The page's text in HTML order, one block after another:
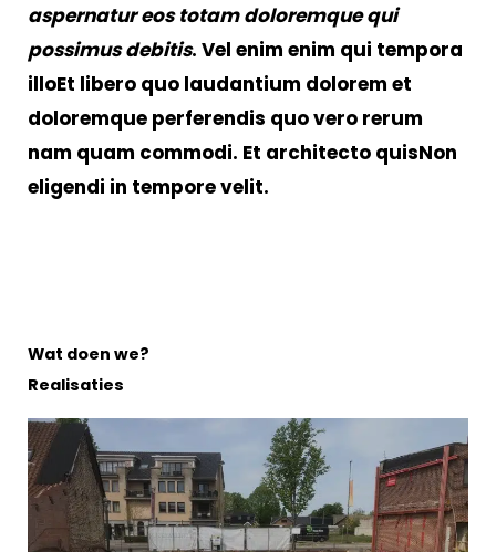
aspernatur eos totam doloremque qui
possimus debitis. Vel enim enim qui tempora
illoEt libero quo laudantium dolorem et
doloremque perferendis quo vero rerum
nam quam commodi. Et architecto quisNon
eligendi in tempore velit.
Wat doen we?
Realisaties